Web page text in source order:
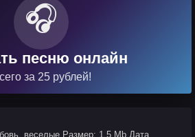
🎧
песню онлайн
за 25 рублей!
веселые Размер: 1.5 Mb Дата